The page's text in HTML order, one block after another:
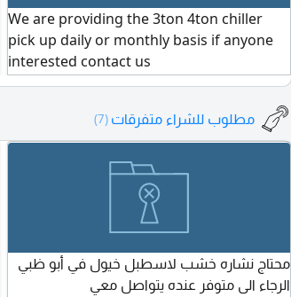
We are providing the 3ton 4ton chiller
pick up daily or monthly basis if anyone
interested contact us
مطلوب للشراء متفرقات (7)
محتاج نشاره خشب لاسطبل خيول في أبو ظبي
الرجاء الى متوفر عنده يتواصل معي